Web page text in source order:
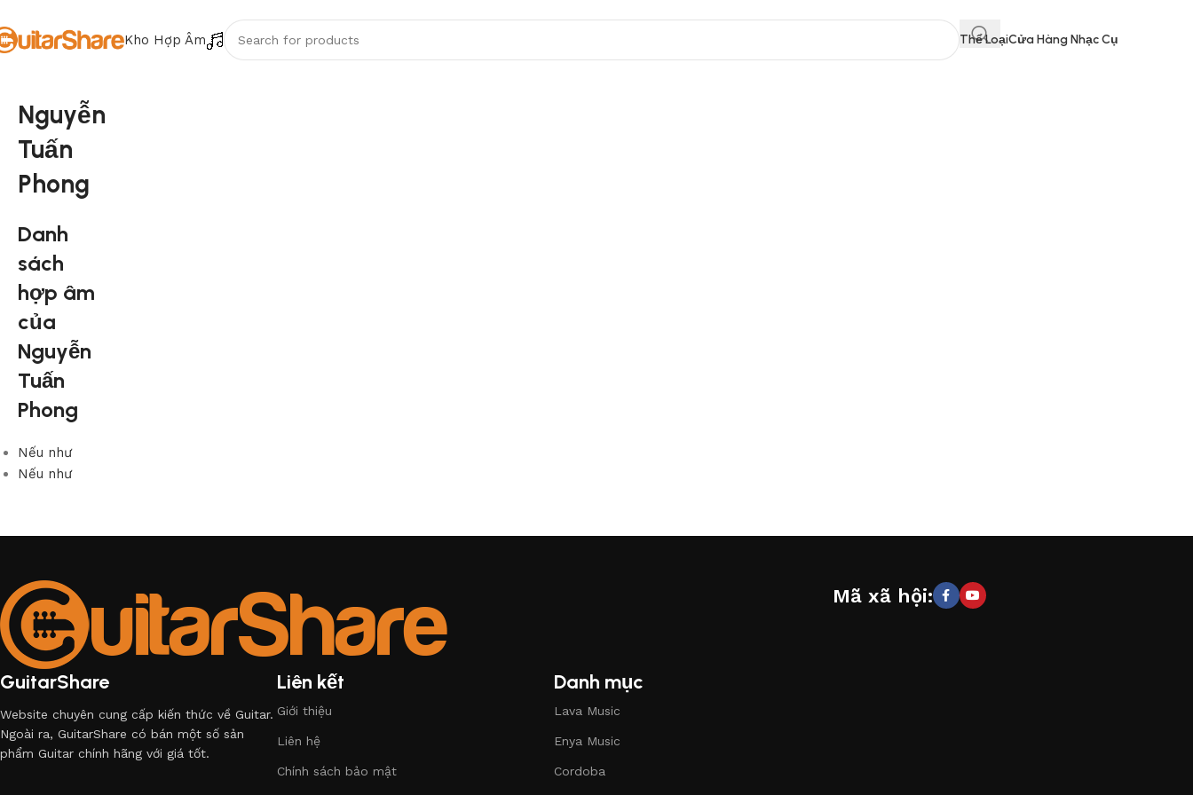
Kho Hợp Âm Thể LoạiCửa Hàng Nhạc Cụ
Nguyễn
Tuấn
Phong
Danh
sách
hợp âm
của
Nguyễn
Tuấn
Phong
Nếu như
Nếu như
GuitarShare
Website chuyên cung cấp kiến thức về Guitar.
Ngoài ra, GuitarShare có bán một số sản
phẩm Guitar chính hãng với giá tốt.
Liên kết
Giới thiệu
Liên hệ
Chính sách bảo mật
Danh mục
Lava Music
Enya Music
Cordoba
Mã xã hội: